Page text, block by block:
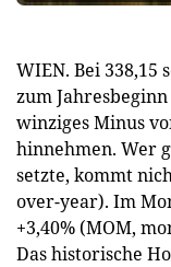
WIEN. Bei 338,15
zum
winziges Minus
hinnehmen. Wer
setzte, kommt
over-year). Im
+3,40% (MOM,
Das historische